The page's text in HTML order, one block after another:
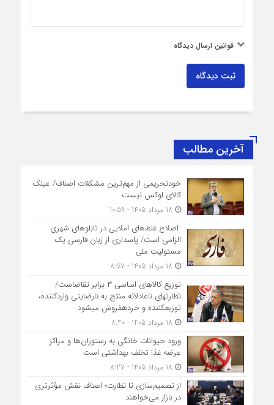
قوانین ارسال دیدگاه
ثبت دیدگاه
آخرین مطالب
خودتحریمی از مهم‌ترین مشکلات اصناف/ عینک
کالای لوکس نیست
اصلاح غلط‌های املایی در تابلوهای شهری
الزامی است/ پاسداری از زبان فارسی یک
مسئولیت ملی
توزیع کالاهای اساسی ۳ برابر تقاضاست/
نظارت‎های ناعادلانه منتج به نارضایتی واردکننده،
توزیع‎کننده و خرده‎فروش می‎شود
ورود حیوانات خانگی به رستوران‌ها و مراکز
عرضه غذا تخلف بهداشتی است
از تصمیم‌سازی تا نظارت؛ اصناف نقش مؤثرتری
در بازار می‌خواهند